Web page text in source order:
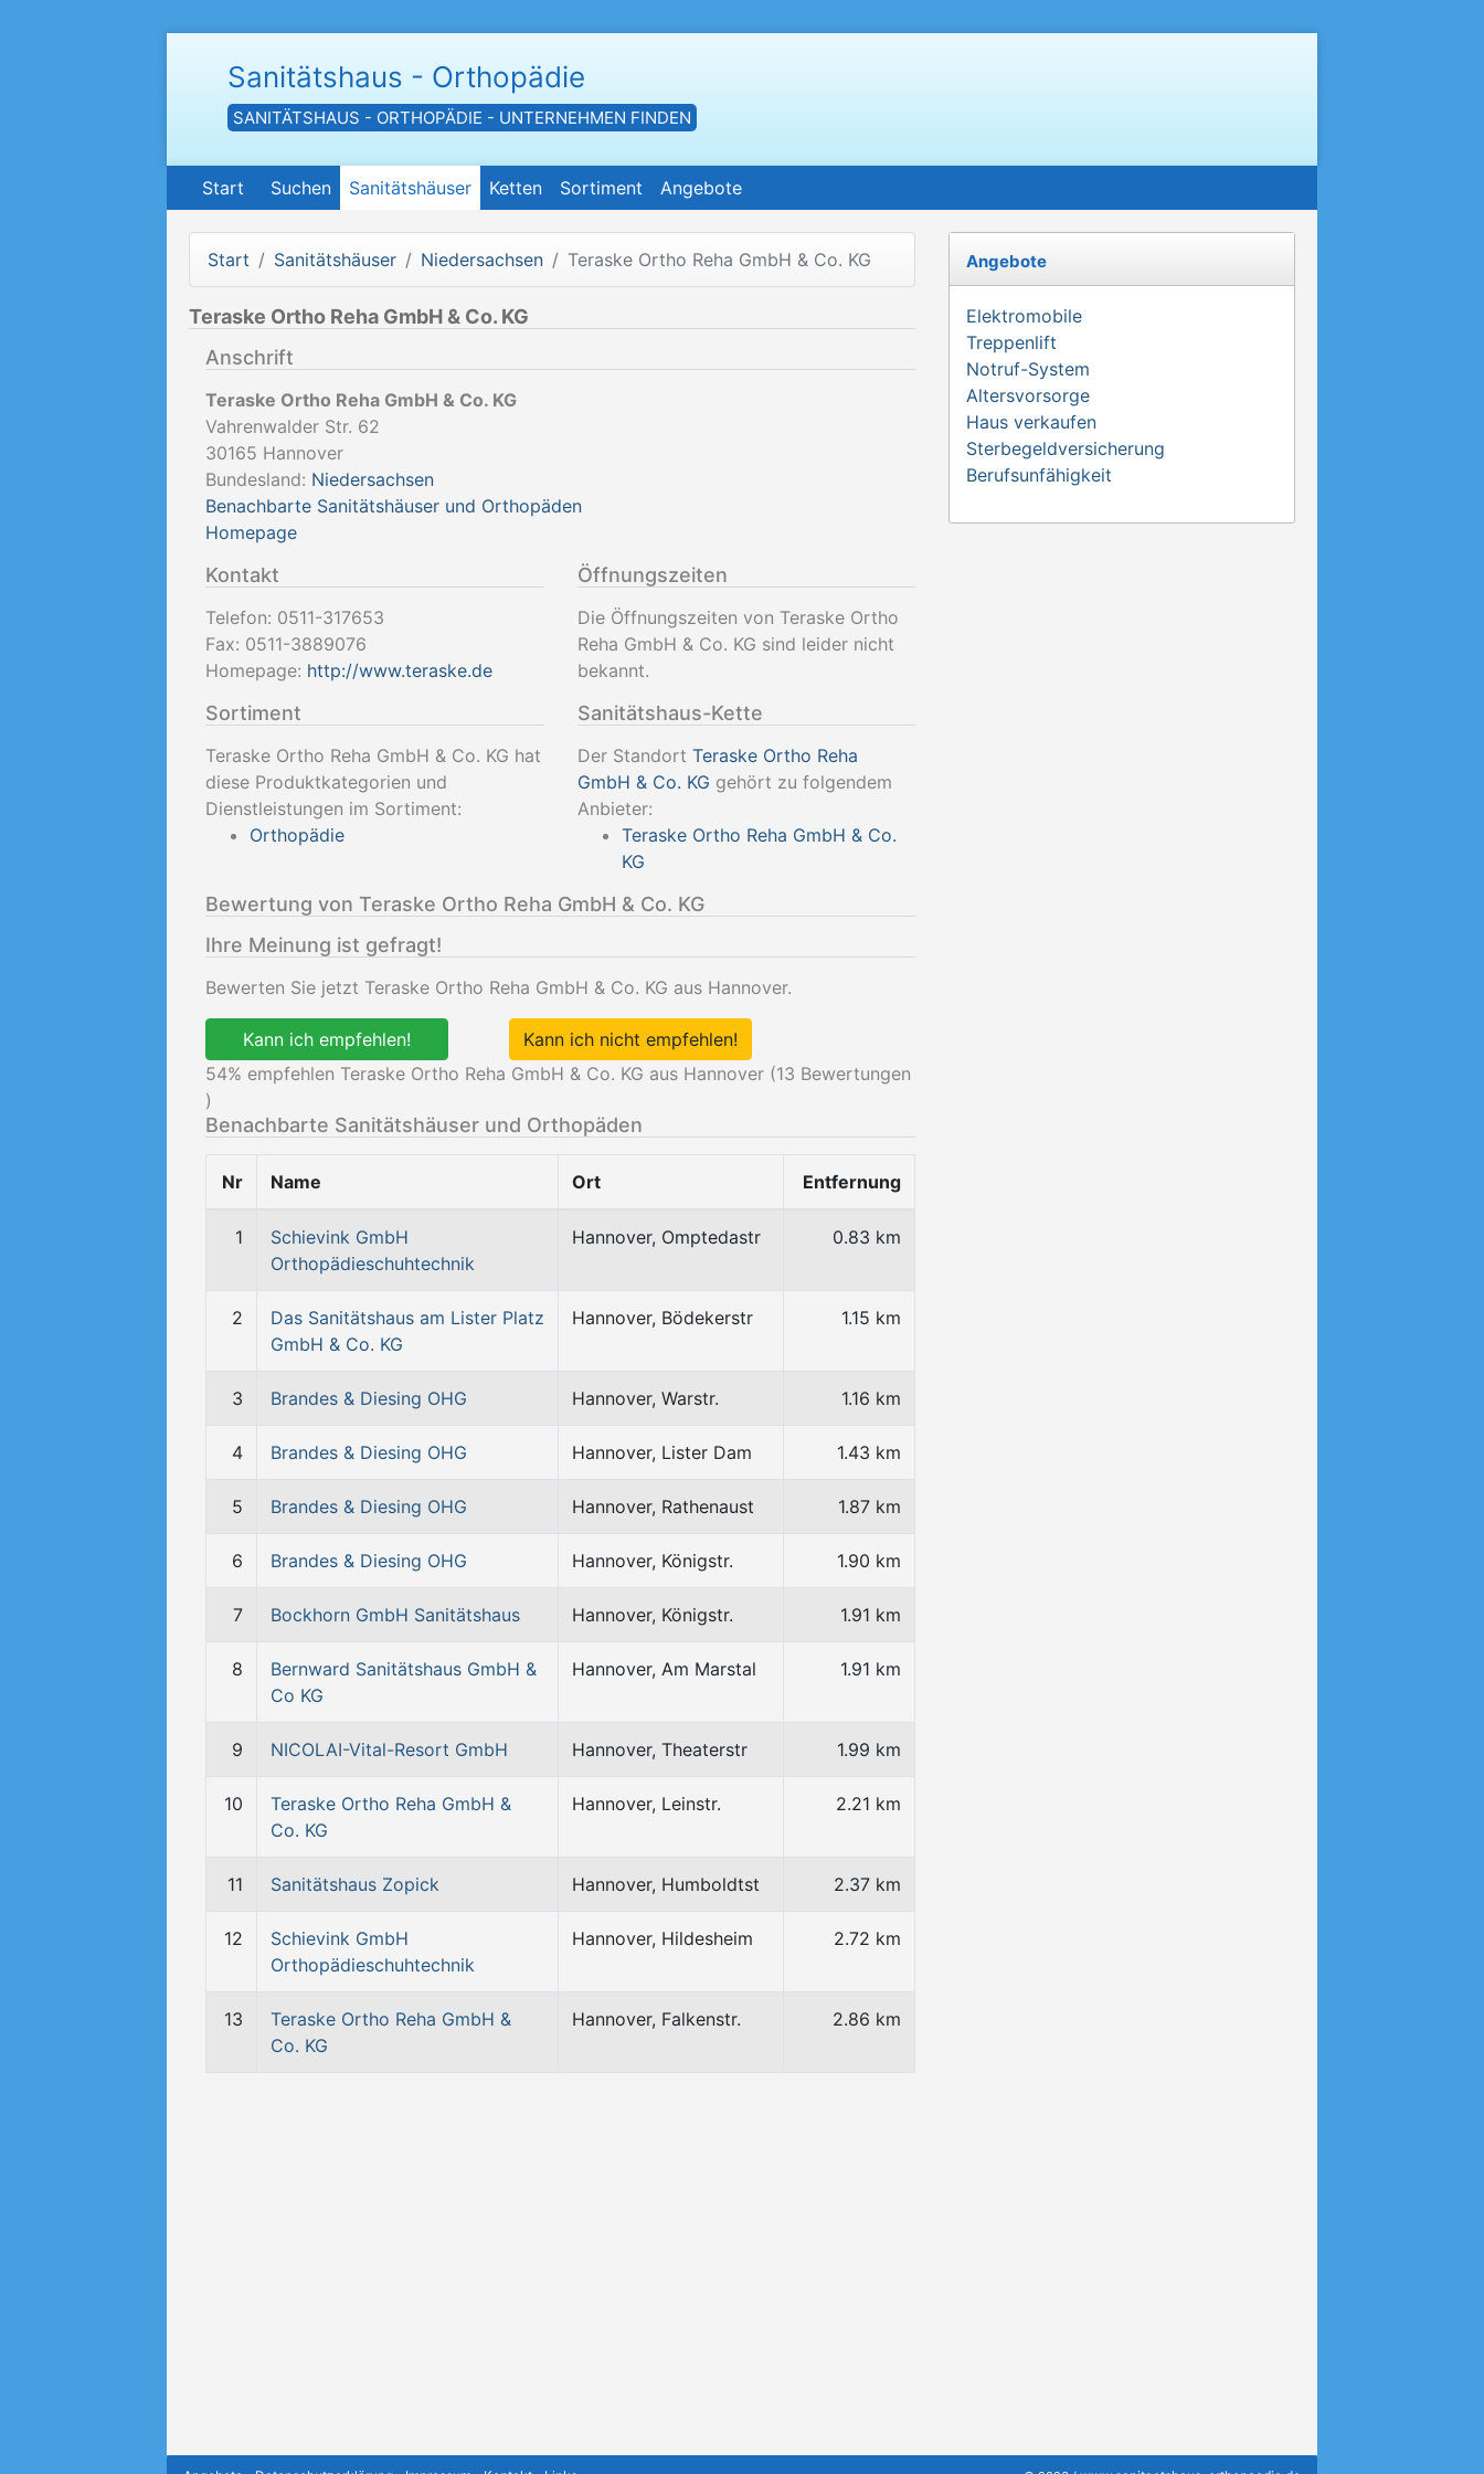
Sanitätshaus - Orthopädie
SANITÄTSHAUS - ORTHOPÄDIE - UNTERNEHMEN FINDEN
Start Suchen Sanitätshäuser Ketten Sortiment Angebote
Start Sanitätshäuser Niedersachsen Teraske Ortho Reha GmbH & Co. KG
Teraske Ortho Reha GmbH & Co. KG
Anschrift
Teraske Ortho Reha GmbH & Co. KG
Vahrenwalder Str. 62
30165 Hannover
Bundesland: Niedersachsen
Benachbarte Sanitätshäuser und Orthopäden
Homepage
Kontakt
Telefon: 0511-317653
Fax: 0511-3889076
Homepage: http://www.teraske.de
Öffnungszeiten
Die Öffnungszeiten von Teraske Ortho
Reha GmbH & Co. KG sind leider nicht
bekannt.
Sortiment
Teraske Ortho Reha GmbH & Co. KG hat
diese Produktkategorien und
Dienstleistungen im Sortiment:
Orthopädie
Sanitätshaus-Kette
Der Standort Teraske Ortho Reha
GmbH & Co. KG gehört zu folgendem
Anbieter:
Teraske Ortho Reha GmbH & Co.
KG
Bewertung von Teraske Ortho Reha GmbH & Co. KG
Ihre Meinung ist gefragt!
Bewerten Sie jetzt Teraske Ortho Reha GmbH & Co. KG aus Hannover.
Kann ich empfehlen!
Kann ich nicht empfehlen!
54% empfehlen Teraske Ortho Reha GmbH & Co. KG aus Hannover (13 Bewertungen
)
Benachbarte Sanitätshäuser und Orthopäden
Nr Name Ort Entfernung
1
Schievink GmbH
Orthopädieschuhtechnik
Hannover, Omptedastr 0.83 km
2
Das Sanitätshaus am Lister Platz
GmbH & Co. KG
Hannover, Bödekerstr 1.15 km
3 Brandes & Diesing OHG Hannover, Warstr. 1.16 km
4 Brandes & Diesing OHG Hannover, Lister Dam 1.43 km
5 Brandes & Diesing OHG Hannover, Rathenaust 1.87 km
6 Brandes & Diesing OHG Hannover, Königstr. 1.90 km
7 Bockhorn GmbH Sanitätshaus Hannover, Königstr. 1.91 km
8
Bernward Sanitätshaus GmbH &
Co KG
Hannover, Am Marstal 1.91 km
9 NICOLAI-Vital-Resort GmbH Hannover, Theaterstr 1.99 km
10
Teraske Ortho Reha GmbH &
Co. KG
Hannover, Leinstr. 2.21 km
11 Sanitätshaus Zopick Hannover, Humboldtst 2.37 km
12
Schievink GmbH
Orthopädieschuhtechnik
Hannover, Hildesheim 2.72 km
13
Teraske Ortho Reha GmbH &
Co. KG
Hannover, Falkenstr. 2.86 km
Angebote
Elektromobile
Treppenlift
Notruf-System
Altersvorsorge
Haus verkaufen
Sterbegeldversicherung
Berufsunfähigkeit